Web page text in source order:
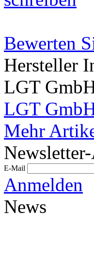
Bewerten
Hersteller
LGT
LGT
Mehr
E-Mail
Anmelden
News